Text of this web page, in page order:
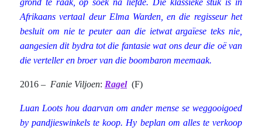
Afrikaans vertaal deur Elma Warden, en die regisseur het
besluit om nie te peuter aan die ietwat argaïese teks nie,
aangesien dit bydra tot die fantasie wat ons deur die oë van
die verteller en broer van die boombaron meemaak.
2016 – Fanie Viljoen: Ragel(F)
Luan Loots hou daarvan om ander mense se weggooigoed
by pandjieswinkels te koop. Hy beplan om alles te verkoop